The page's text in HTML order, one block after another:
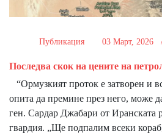
Публикация 03 Март,
Последва скок на цените на
“Ормузкият проток е затворен и
опита да премине през него, може
ген. Сардар Джабари от Иранската
гвардия. „Ще подпалим всеки